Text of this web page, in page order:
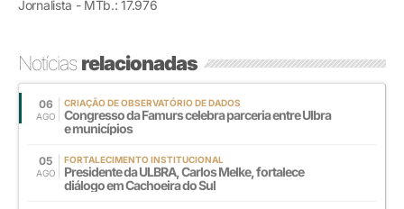
Jornalista - MTb.: 17.976
Notíciasrelacionadas
06
AGO
CRIAÇÃO DE OBSERVATÓRIO DE DADOS
Congresso da Famurs celebra parceria entre Ulbra
e municípios
05
AGO
FORTALECIMENTO INSTITUCIONAL
Presidente da ULBRA, Carlos Melke, fortalece
diálogo em Cachoeira do Sul